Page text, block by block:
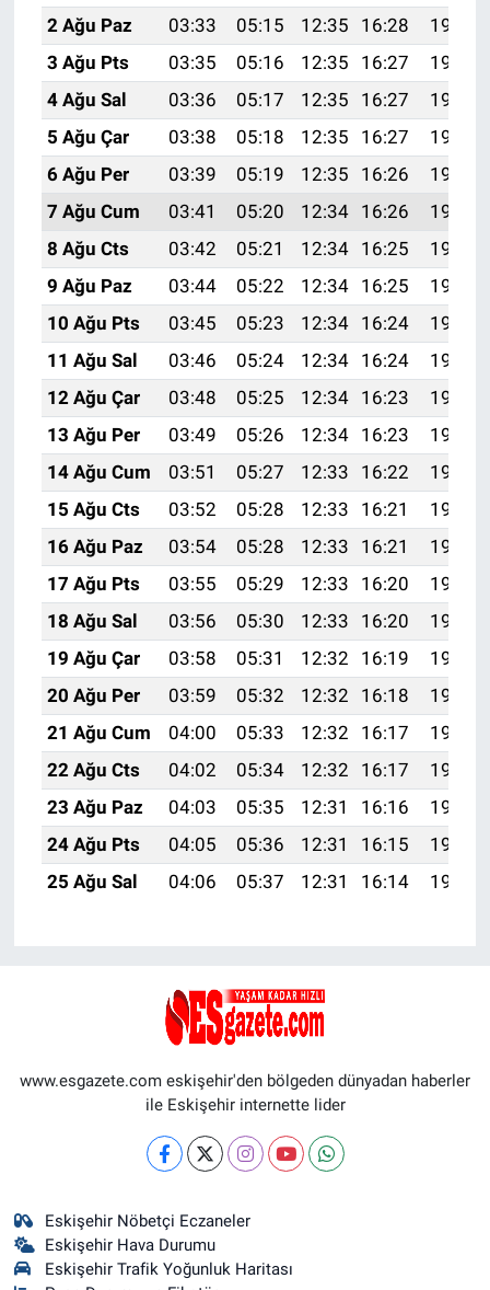
2 Ağu Paz
03:33 05:15 12:35 16:28
19:45
3 Ağu Pts
03:35 05:16 12:35 16:27
19:44
4 Ağu Sal
03:36 05:17 12:35 16:27
19:42
5 Ağu Çar
03:38 05:18 12:35 16:27
19:41
6 Ağu Per
03:39 05:19 12:35 16:26
19:40
7 Ağu Cum
03:41 05:20 12:34 16:26
19:39
8 Ağu Cts
03:42 05:21 12:34 16:25
19:38
9 Ağu Paz
03:44 05:22 12:34 16:25
19:37
10 Ağu Pts
03:45 05:23 12:34 16:24
19:35
11 Ağu Sal
03:46 05:24 12:34 16:24
19:34
12 Ağu Çar
03:48 05:25 12:34 16:23
19:33
13 Ağu Per
03:49 05:26 12:34 16:23
19:31
14 Ağu Cum
03:51 05:27 12:33 16:22
19:30
15 Ağu Cts
03:52 05:28 12:33 16:21
19:29
16 Ağu Paz
03:54 05:28 12:33 16:21
19:27
17 Ağu Pts
03:55 05:29 12:33 16:20
19:26
18 Ağu Sal
03:56 05:30 12:33 16:20
19:25
19 Ağu Çar
03:58 05:31 12:32 16:19
19:23
20 Ağu Per
03:59 05:32 12:32 16:18
19:22
21 Ağu Cum
04:00 05:33 12:32 16:17
19:20
22 Ağu Cts
04:02 05:34 12:32 16:17
19:19
23 Ağu Paz
04:03 05:35 12:31 16:16
19:17
24 Ağu Pts
04:05 05:36 12:31 16:15
19:16
25 Ağu Sal
04:06 05:37 12:31 16:14 19:14
www.esgazete.com eskişehir'den bölgeden dünyadan haberler
ile Eskişehir internette lider
Eskişehir Nöbetçi Eczaneler
Eskişehir Hava Durumu
Eskişehir Trafik Yoğunluk Haritası